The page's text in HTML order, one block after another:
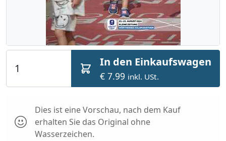
In den Einkaufswagen
€ 7.99 inkl. USt.
Dies ist eine Vorschau, nach dem Kauf
erhalten Sie das Original ohne
Wasserzeichen.